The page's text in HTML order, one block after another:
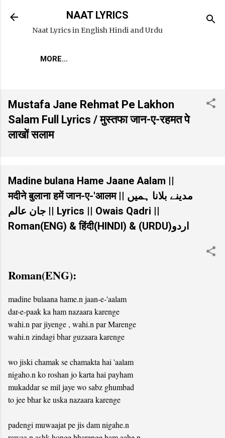
Skip to main content
NAAT LYRICS
Naat Lyrics in English Hindi and Urdu
MORE…
Mustafa Jane Rehmat Pe Lakhon
Salam Full Lyrics / मुस्तफा जान-ए-रहमत पे
लाखों सलाम
Madine bulana Hame Jaane Aalam ||
मदीने बुलाना हमें जान-ए-'आलम || مدینے بلانا ہمیں
جان عالم || Lyrics || Owais Qadri ||
Roman(ENG) & हिंदी(HINDI) & (URDU)اردو
Roman(ENG):
madine bulaana hame.n jaan-e-'aalam
dar-e-paak ka ham nazaara karenge
wahi.n par jiyenge , wahi.n par Marenge
wahi.n zindagi bhar guzaara karenge
wo jiski chamak se chamakta hai 'aalam
nigaho.n ko roshan jo karta hai payham
mukaddar se mil jaye wo sabz ghumbad
to jee bhar ke uska nazaara karenge
padengi muwaajat pe jis dam nigahe.n